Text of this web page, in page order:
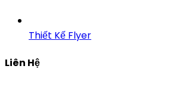
Thiết Kế Flyer
Liên Hệ